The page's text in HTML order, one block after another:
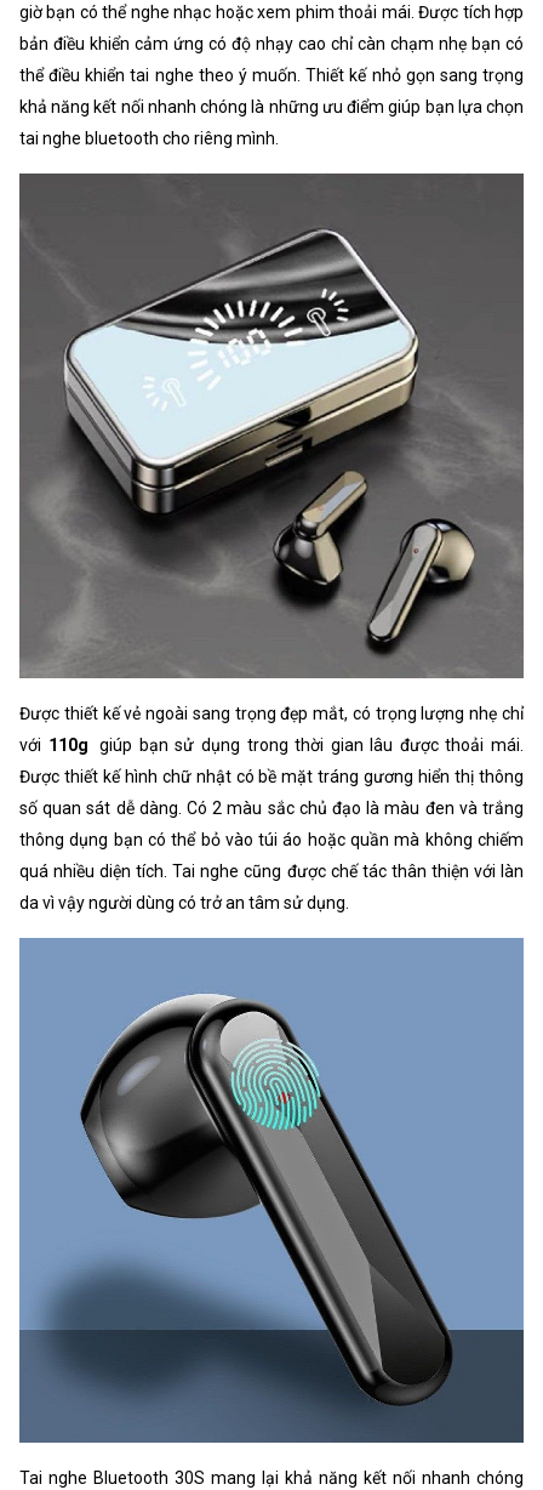
giờ bạn có thể nghe nhạc hoặc xem phim thoải mái. Được tích hợp
bản điều khiển cảm ứng có độ nhạy cao chỉ càn chạm nhẹ bạn có
thể điều khiển tai nghe theo ý muốn. Thiết kế nhỏ gọn sang trọng
khả năng kết nối nhanh chóng là những ưu điểm giúp bạn lựa chọn
tai nghe bluetooth cho riêng mình.
Được thiết kế vẻ ngoài sang trọng đẹp mắt, có trọng lượng nhẹ chỉ
với 110g
giúp bạn sử dụng trong thời gian lâu được thoải mái.
Được thiết kế hình chữ nhật có bề mặt tráng gương hiển thị thông
số quan sát dễ dàng. Có 2 màu sắc chủ đạo là màu đen và trắng
thông dụng bạn có thể bỏ vào túi áo hoặc quần mà không chiếm
quá nhiều diện tích. Tai nghe cũng được chế tác thân thiện với làn
da vì vậy người dùng có trở an tâm sử dụng.
Tai nghe Bluetooth 30S mang lại khả năng kết nối nhanh chóng